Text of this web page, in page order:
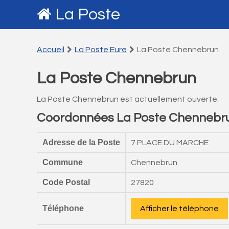
La Poste
Accueil La Poste Eure La Poste Chennebrun
La Poste Chennebrun
La Poste Chennebrun est actuellement ouverte.
Coordonnées La Poste
Adresse de la Poste 7 PLACE DU MARCHE
Commune Chennebrun
Code Postal 27820
Téléphone Afficher le téléphone